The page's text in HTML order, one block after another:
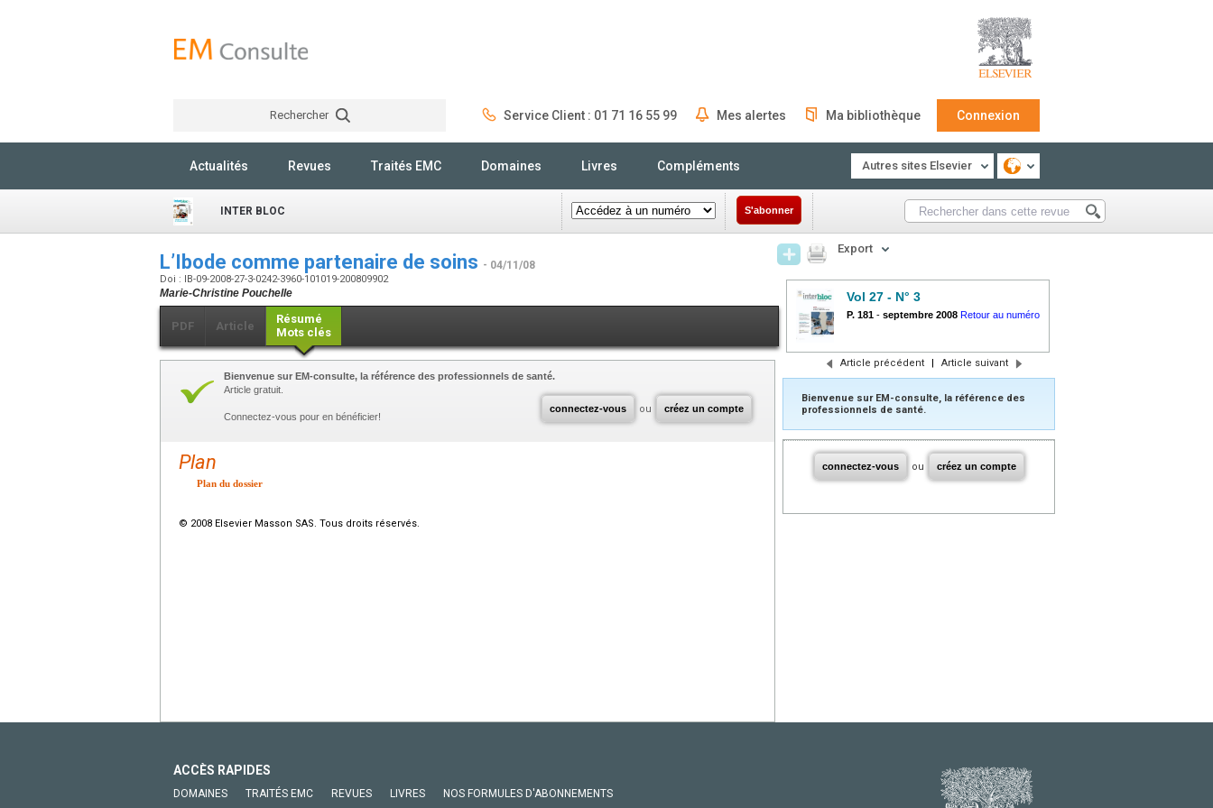
Rechercher Service Client : 01 71 16 55 99 Mes alertes Ma bibliothèque Connexion
Actualités Revues Traités EMC Domaines Livres Compléments Autres sites Elsevier
INTER BLOC S'abonner
L’Ibode comme partenaire de soins - 04/11/08
Doi : IB-09-2008-27-3-0242-3960-101019-200809902
Marie-Christine Pouchelle
PDF Article
Résumé
Mots clés
connectez-vous ou créez un compte
Bienvenue sur EM-consulte, la référence des professionnels de santé.
Article gratuit.
Connectez-vous pour en bénéficier!
Plan
Plan du dossier
© 2008 Elsevier Masson SAS. Tous droits réservés.
Export
Vol 27 - N° 3
P. 181 - septembre 2008 Retour au numéro
Article précédent | Article suivant
Bienvenue sur EM-consulte, la référence des
professionnels de santé.
connectez-vous ou créez un compte
ACCÈS RAPIDES
DOMAINES TRAITÉS EMC REVUES LIVRES NOS FORMULES D'ABONNEMENTS